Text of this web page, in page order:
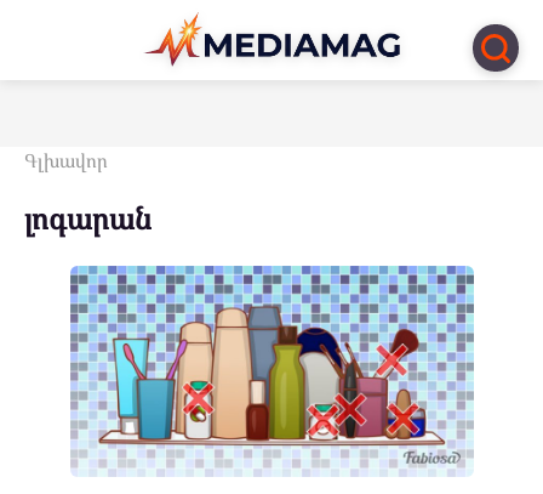
Перейти
контенту
Գլխավոր
լոգարան